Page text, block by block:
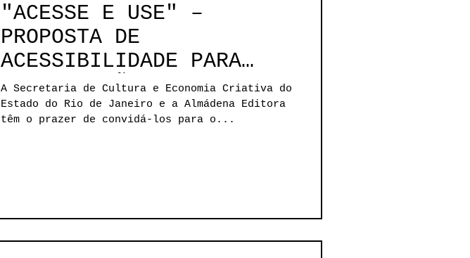
"ACESSE E USE" –
PROPOSTA DE
ACESSIBILIDADE PARA
INSTITUIÇÕES CULTURAIS
A Secretaria de Cultura e Economia Criativa do
Estado do Rio de Janeiro e a Almádena Editora
têm o prazer de convidá-los para o...